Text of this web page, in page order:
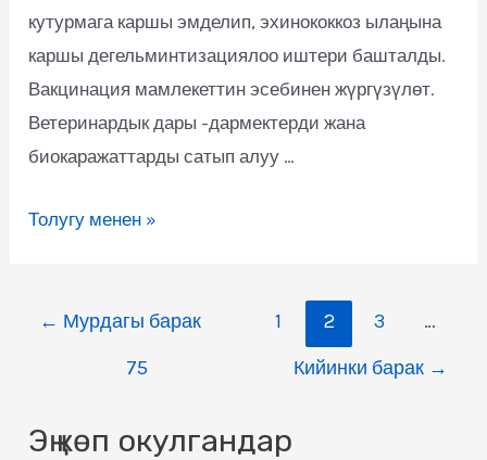
кутурмага каршы эмделип, эхинококкоз ылаңына
каршы дегельминтизациялоо иштери башталды.
Вакцинация мамлекеттин эсебинен жүргүзүлөт.
Ветеринардык дары -дармектерди жана
биокаражаттарды сатып алуу …
Толугу менен »
← Мурдагы барак 1 2 3
…
75
Кийинки барак →
Эң көп окулгандар